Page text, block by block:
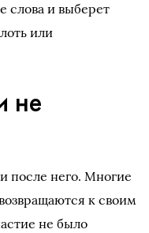
слова и выберет
или
не
после него. Многие
к своим
не было